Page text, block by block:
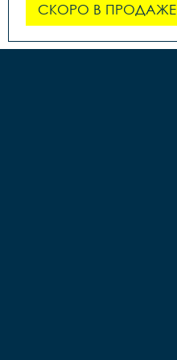
СКОРО В ПРОДАЖЕ